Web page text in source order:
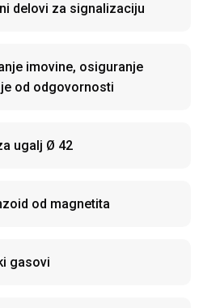
delovi za signalizaciju
imovine, osiguranje
od odgovornosti
ugalj Ø 42
od magnetita
gasovi